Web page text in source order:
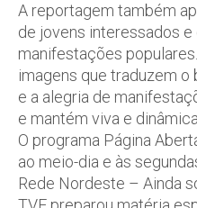
A reportagem também
de jovens interessados
manifestações
imagens que traduzem o
e a alegria de
e mantém viva e
O programa Página
ao meio-dia e às
Rede Nordeste – Ainda